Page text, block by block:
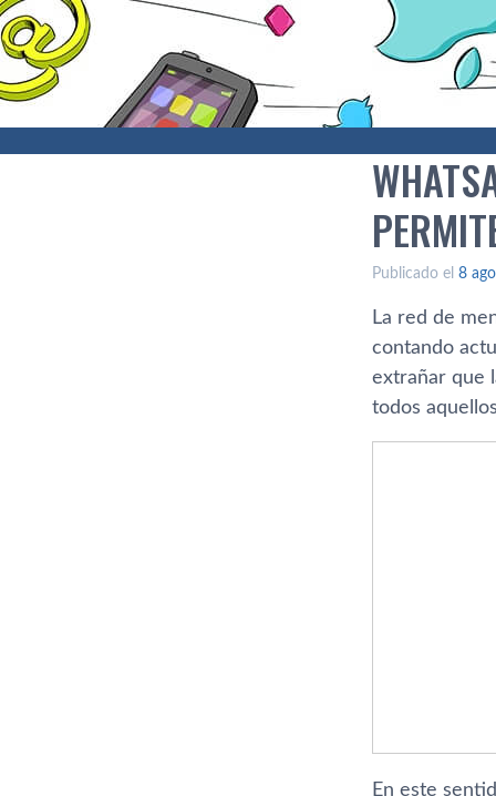
Publicado el 8
La red de
contando
extrañar que
todos
En este